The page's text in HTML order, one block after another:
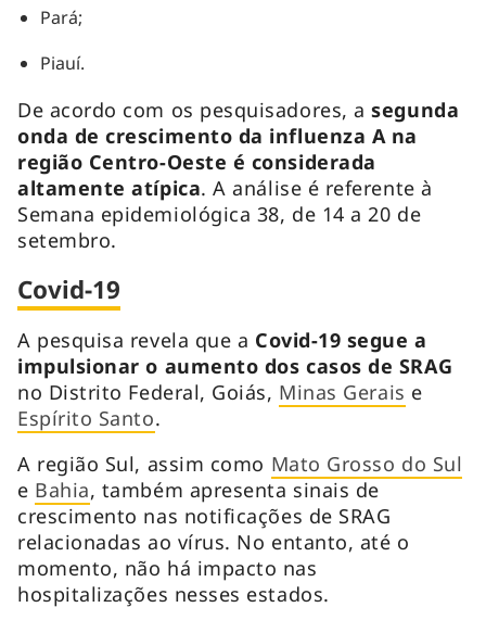
Pará;
Piauí.
De acordo com os pesquisadores, asegunda
onda de crescimento da influenza A na
região Centro-Oeste é considerada
altamente atípica. A análise é referente à
Semana epidemiológica 38, de 14 a 20 de
setembro.
Covid-19
A pesquisa revela que a Covid-19 segue a
impulsionar o aumento dos casos de SRAG
no Distrito Federal, Goiás, Minas Gerais e
Espírito Santo.
A região Sul, assim como Mato Grosso do Sul
e Bahia, também apresenta sinais de
crescimento nas notificações de SRAG
relacionadas ao vírus. No entanto, até o
momento, não há impacto nas
hospitalizações nesses estados.